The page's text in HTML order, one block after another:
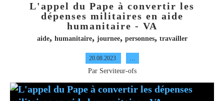
L'appel du Pape à convertir les
dépenses militaires en aide
humanitaire - VA
aide, humanitaire, journee, personnes, travailler
20.08.2023 …
Par Serviteur-ofs